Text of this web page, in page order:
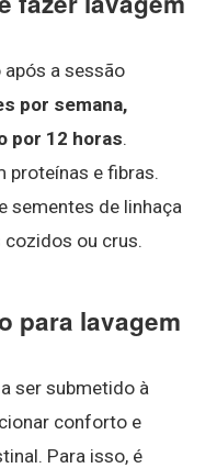
a sessão
por semana,
por 12 horas.
proteínas e fibras.
sementes de linhaça
ou crus.
para lavagem
ser submetido à
conforto e
Para isso, é